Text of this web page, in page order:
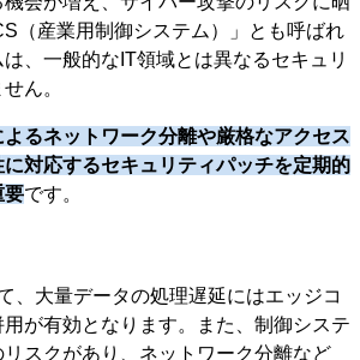
（産業用制御システム）」とも呼ばれ
、一般的なIT領域とは異なるセキュリ
ん。
るネットワーク分離や厳格なアクセス
対応するセキュリティパッチを定期的
要です。
、大量データの処理遅延にはエッジコ
が有効となります。また、制御システ
スクがあり、ネットワーク分離など